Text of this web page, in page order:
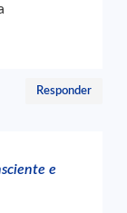
Responder
e